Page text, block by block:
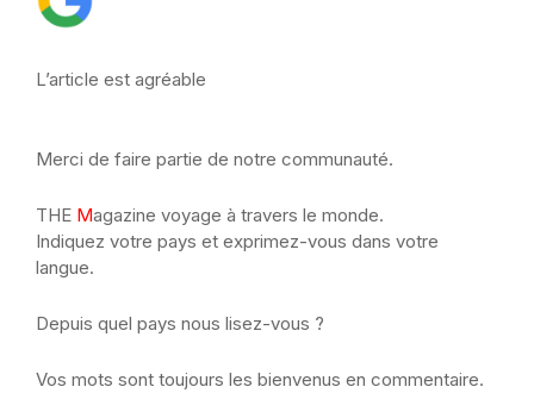
L’article est agréable
Merci de faire partie de notre communauté.
THE Magazine voyage à travers le monde.
Indiquez votre pays et exprimez-vous dans votre
langue.
Depuis quel pays nous lisez-vous ?
Vos mots sont toujours les bienvenus en commentaire.